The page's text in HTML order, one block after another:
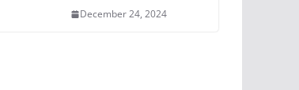
December 24, 2024